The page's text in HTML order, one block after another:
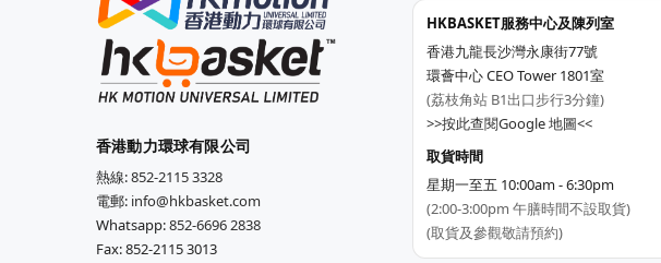
香港動力環球有限公司
熱線:852-2115 3328
電郵: info@hkbasket.com
Whatsapp:852-6696 2838
Fax: 852-2115 3013
HKBASKET服務中心及陳列室
香港九龍長沙灣永康街77號
環薈中心 CEO Tower 1801室
(荔枝角站 B1出口步行3分鐘)
>>按此查閱Google 地圖<<
取貨時間
星期一至五 10:00am - 6:30pm
(2:00-3:00pm 午膳時間不設取貨)
(取貨及參觀敬請預約)